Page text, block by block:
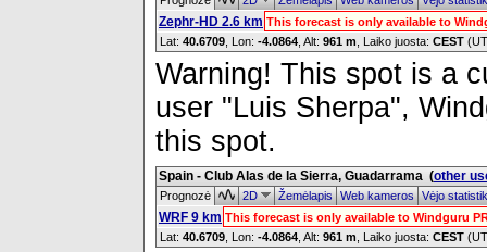
Zephr-HD 2.6 km This forecast is only available to
Lat: 40.6709 , Lon: -4.0864 Alt: 961 m , Laiko juosta: CEST
Warning! This spot is a
user "Luis Sherpa",
this spot.
Spain - Club Alas de la Sierra, Guadarrama (other
Prognozė 2D ŽemėlapisWeb kamerosVėjo
WRF 9 km This forecast is only available to Windguru
Lat: 40.6709 , Lon: -4.0864 Alt: 961 m , Laiko juosta: CEST